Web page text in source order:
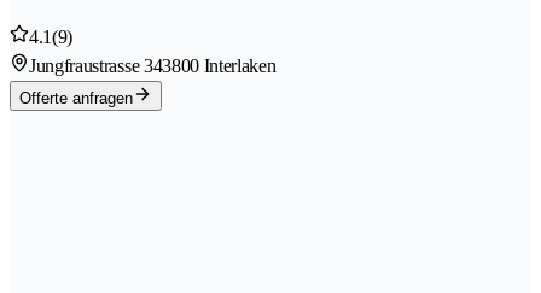
4.1(9)
Jungfraustrasse 343800 Interlaken
Offerte anfragen